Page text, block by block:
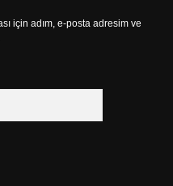
için adım, e-posta adresim ve